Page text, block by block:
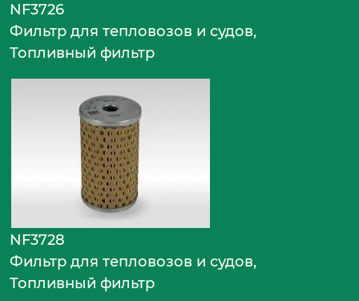
NF3726
Фильтр для тепловозов и судов,
Топливный фильтр
NF3728
Фильтр для тепловозов и судов,
Топливный фильтр